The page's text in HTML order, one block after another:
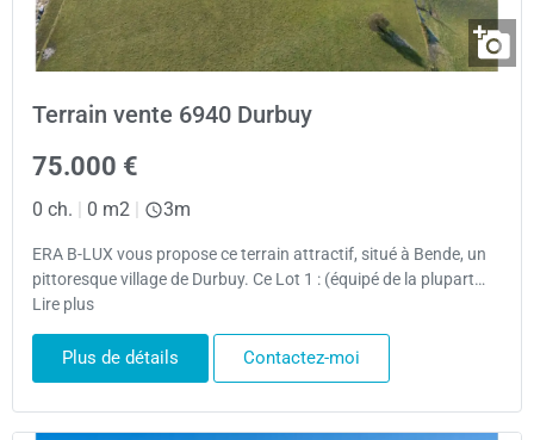
Terrain vente 6940 Durbuy
75.000 €
0 ch. 0 m2 3m
ERA B-LUX vous propose ce terrain attractif, situé à Bende, un
pittoresque village de Durbuy. Ce Lot 1 : (équipé de la plupart…
Lire plus
Plus de détails Contactez-moi